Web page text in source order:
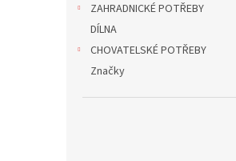
ZAHRADNICKÉ POTŘEBY
DÍLNA
CHOVATELSKÉ POTŘEBY
Značky